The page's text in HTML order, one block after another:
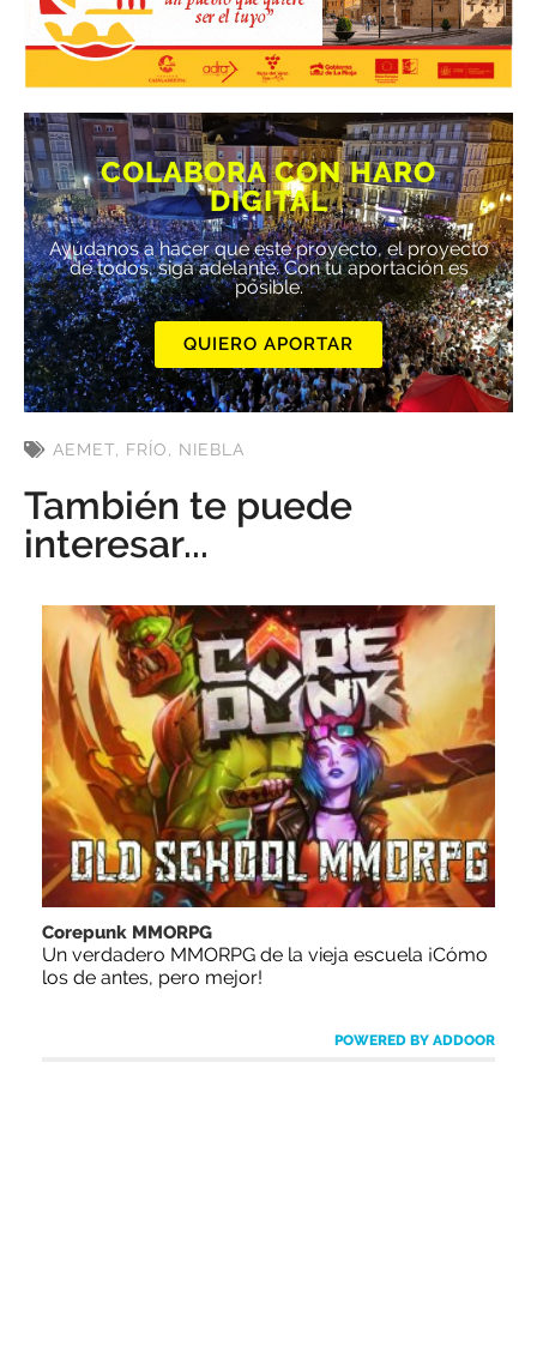
COLABORA CON HARO
DIGITAL
Ayúdanos a hacer que este proyecto, el proyecto
de todos, siga adelante. Con tu aportación es
posible.
QUIERO APORTAR
AEMET, FRÍO, NIEBLA
También te puede
interesar...
Corepunk MMORPG
Un verdadero MMORPG de la vieja escuela ¡Cómo
los de antes, pero mejor!
POWERED BY ADDOOR